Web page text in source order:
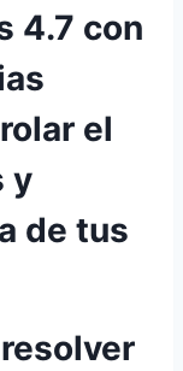
4.7 con
el
y
de tus